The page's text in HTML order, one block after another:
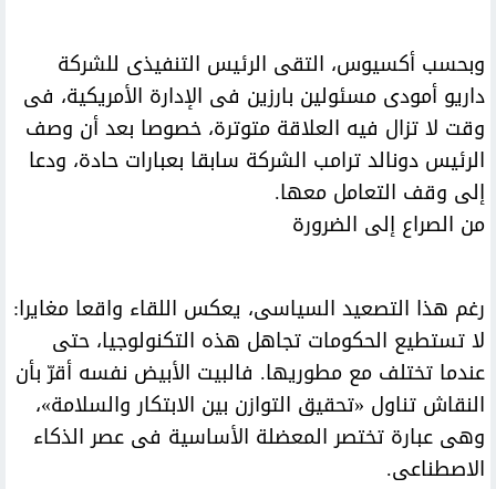
وبحسب أكسيوس، التقى الرئيس التنفيذى للشركة
داريو أمودى مسئولين بارزين فى الإدارة الأمريكية، فى
وقت لا تزال فيه العلاقة متوترة، خصوصا بعد أن وصف
الرئيس دونالد ترامب الشركة سابقا بعبارات حادة، ودعا
إلى وقف التعامل معها.
من الصراع إلى الضرورة
رغم هذا التصعيد السياسى، يعكس اللقاء واقعا مغايرا:
لا تستطيع الحكومات تجاهل هذه التكنولوجيا، حتى
عندما تختلف مع مطوريها. فالبيت الأبيض نفسه أقرّ بأن
النقاش تناول «تحقيق التوازن بين الابتكار والسلامة»،
وهى عبارة تختصر المعضلة الأساسية فى عصر الذكاء
الاصطناعى.